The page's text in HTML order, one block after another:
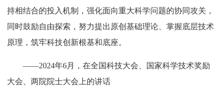
持相结合的投入机制，强化面向重大科学问题的协同攻关，
同时鼓励自由探索，努力提出原创基础理论、掌握底层技术
原理，筑牢科技创新根基和底座。
——2024年6月，在全国科技大会、国家科学技术奖励
大会、两院院士大会上的讲话